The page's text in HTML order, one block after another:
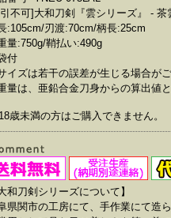
不可]大和刀剣『雲シリーズ』 -
:105cm/刃渡:70cm/柄長:25cm
量:750g/鞘払い:490g
付
イズは若干の誤差が生じる場合がご
量は、亜鉛合金刀身からの算出値と
18歳未満の方はご購入できません。
大和刀剣シリーズについて】
県関市の工房にて、手作業にて造ら